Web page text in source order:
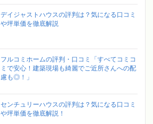
デイジャストハウスの評判は？気になる口コミ
や坪単価を徹底解説
フルコミホームの評判・口コミ「すべてコミコ
ミで安心！建築現場も綺麗でご近所さんへの配
慮も◎！」
センチュリーハウスの評判は？気になる口コミ
や坪単価を徹底解説！